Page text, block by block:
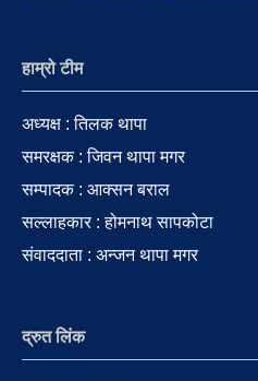
हाम्रो टीम
अध्यक्ष : तिलक थापा
समरक्षक : जिवन थापा मगर
सम्पादक : आक्सन बराल
सल्लाहकार : होमनाथ सापकोटा
संवाददाता : अन्जन थापा मगर
द्रुत लिंक